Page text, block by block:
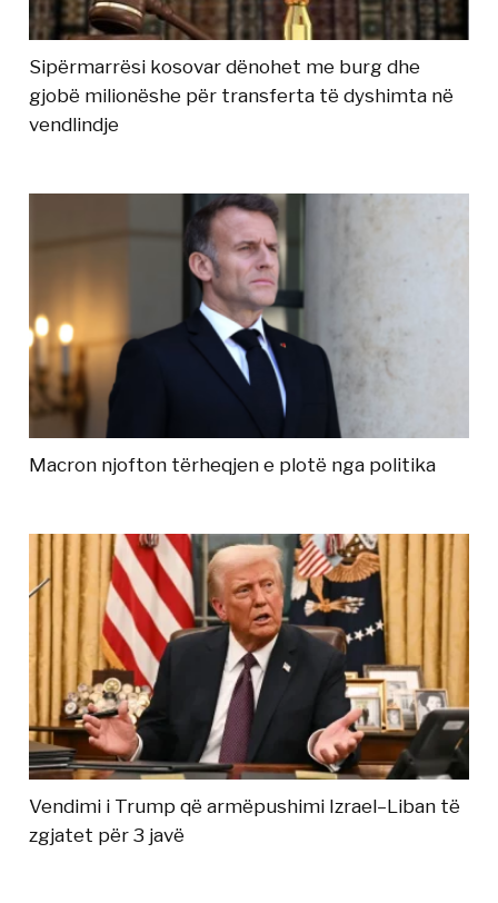
Sipërmarrësi kosovar dënohet me burg dhe
gjobë milionëshe për transferta të dyshimta në
vendlindje
Macron njofton tërheqjen e plotë nga politika
Vendimi i Trump që armëpushimi Izrael–Liban të
zgjatet për 3 javë